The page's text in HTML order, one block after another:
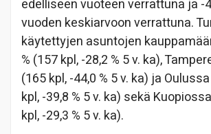
edelliseen vuoteen verrattuna ja -
vuoden keskiarvoon verrattuna.
käytettyjen asuntojen
% (157 kpl, -28,2 % 5 v. ka),
(165 kpl, -44,0 % 5 v. ka) ja
kpl, -39,8 % 5 v. ka) sekä
kpl, -29,3 % 5 v. ka).